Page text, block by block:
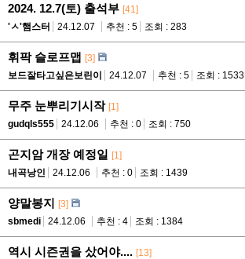
2024. 12.7(토) 출석부 [41]
'ㅅ'햄스터
24.12.07 추천 : 5 조회 : 283
휘팍 슬로프맵 [3]
보드잘타고싶은보린이
24.12.07 추천 : 5 조회 : 1533
무주 눈뿌리기시작 [1]
gudqls555
24.12.06 추천 : 0 조회 : 750
곤지암 개장 예정일 [1]
내곡낭인
24.12.06 추천 : 0 조회 : 1439
양말봉지 [3]
sbmedi
24.12.06 추천 : 4 조회 : 1384
역시 시즌권을 샀어야.... [13]